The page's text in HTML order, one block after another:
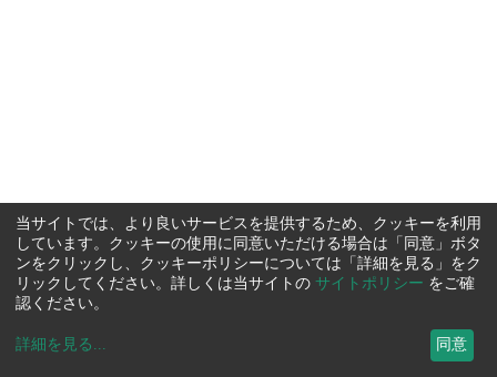
当サイトでは、より良いサービスを提供するため、クッキーを利用
しています。クッキーの使用に同意いただける場合は「同意」ボタ
ンをクリックし、クッキーポリシーについては「詳細を見る」をク
リックしてください。詳しくは当サイトの サイトポリシー をご確
認ください。
詳細を見る ... 同意